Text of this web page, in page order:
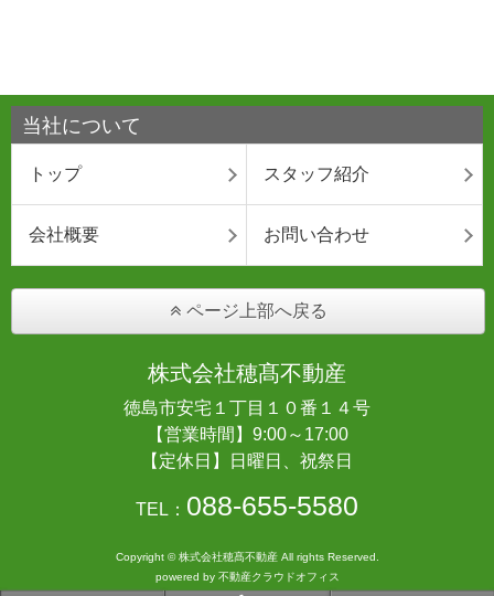
当社について
トップ スタッフ紹介
会社概要 お問い合わせ
ページ上部へ戻る
株式会社穂髙不動産
徳島市安宅１丁目１０番１４号
【営業時間】9:00～17:00
【定休日】日曜日、祝祭日
TEL： 088-655-5580
Copyright © 株式会社穂髙不動産 All rights Reserved.
powered by 不動産クラウドオフィス